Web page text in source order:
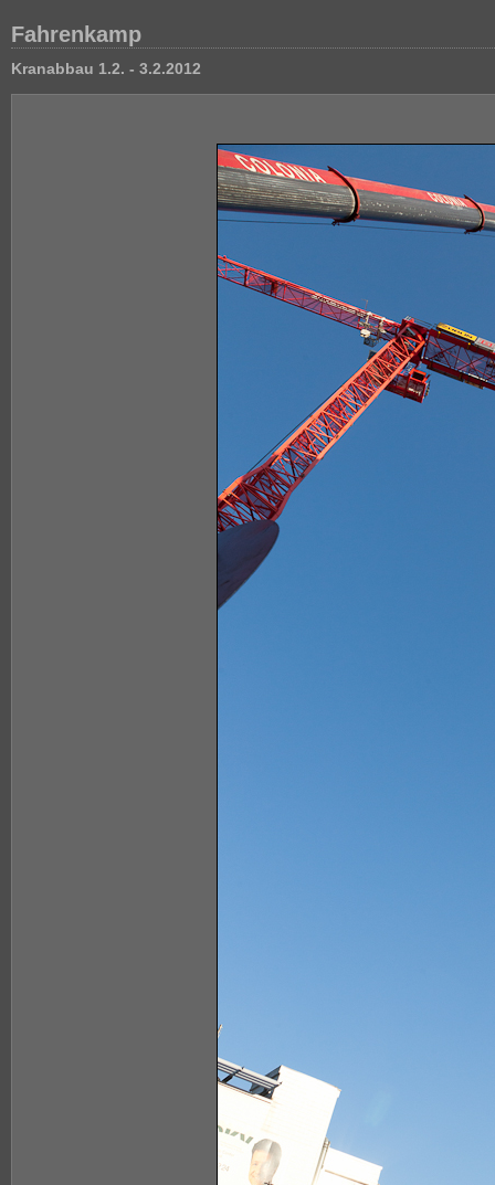
Fahrenkamp
Kranabbau 1.2. - 3.2.2012